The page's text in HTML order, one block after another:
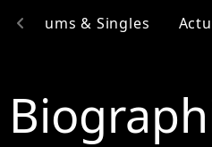
Albums & Singles
chevron_left